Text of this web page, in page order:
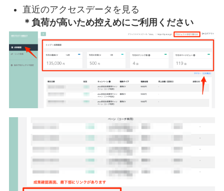
直近のアクセスデータを見る
＊負荷が高いため控えめにご利用ください